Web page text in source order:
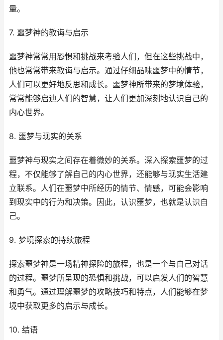
量。
7. 噩梦神的教诲与启示
噩梦神常常用恐惧和挑战来考验人们，但在这些挑战中，
他也常常带来教诲与启示。通过仔细品味噩梦中的情节，
人们可以更好地反思和成长。噩梦神所带来的梦境体验，
常常能够启迪人们的智慧，让人们更加深刻地认识自己的
内心世界。
8. 噩梦与现实的关系
噩梦神与现实之间存在着微妙的关系。深入探索噩梦的过
程，不仅能够了解自己的内心世界，还能够与现实生活建
立联系。人们在噩梦中所经历的情节、情感，可能会影响
到现实中的行为和决策。因此，认识噩梦，也就是认识自
己。
9. 梦境探索的持续旅程
探索噩梦神是一场精神探险的旅程，也是一个与自己对话
的过程。噩梦所呈现的恐惧和挑战，可以启发人们的智慧
和勇气。通过理解噩梦的攻略技巧和特点，人们能够在梦
境中获取更多的启示与成长。
10. 结语